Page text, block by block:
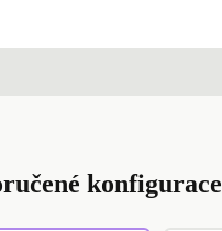
konfigurace